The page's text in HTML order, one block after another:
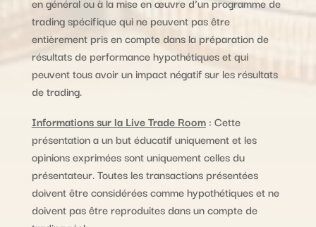
trading spécifique qui ne peuvent pas être
entièrement pris en compte dans la préparation de
résultats de performance hypothétiques et qui
peuvent tous avoir un impact négatif sur les résultats
de trading.
Informations sur la Live Trade Room: Cette
présentation a un but éducatif uniquement et les
opinions exprimées sont uniquement celles du
présentateur. Toutes les transactions présentées
doivent être considérées comme hypothétiques et ne
doivent pas être reproduites dans un compte de